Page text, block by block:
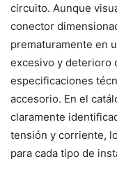
circuito. Aunque
conector
prematuramente en
excesivo y deterioro
especificaciones
accesorio. En el
claramente
tensión y corriente,
para cada tipo de